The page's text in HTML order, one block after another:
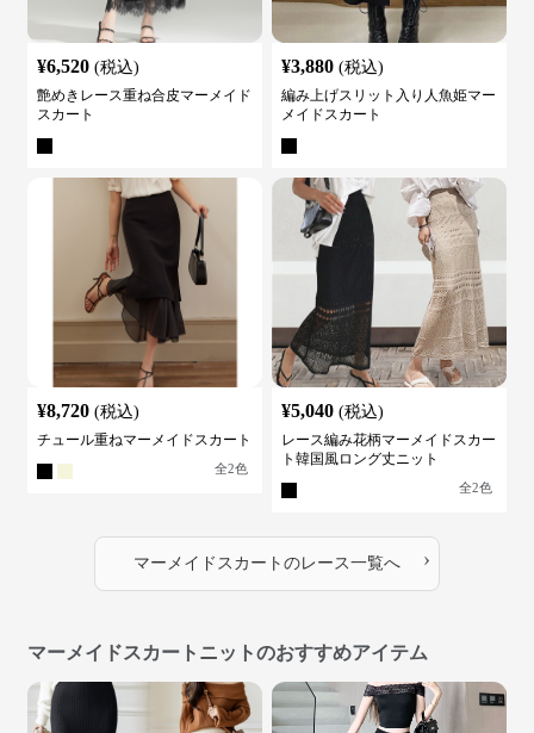
¥6,520 (税込)
艶めきレース重ね合皮マーメイド
スカート
¥3,880 (税込)
編み上げスリット入り人魚姫マー
メイドスカート
¥8,720 (税込)
チュール重ねマーメイドスカート
全2色
¥5,040 (税込)
レース編み花柄マーメイドスカー
ト韓国風ロング丈ニット
全2色
マーメイドスカート のレース一覧へ ›
マーメイドスカートニットのおすすめアイテム